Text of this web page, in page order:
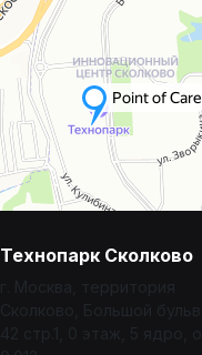
Технопарк Сколково